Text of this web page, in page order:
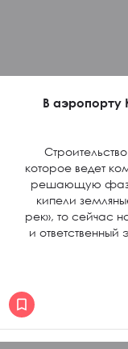
В аэропорту
которое ведет
решающую
кипели
рек», то сейчас
и